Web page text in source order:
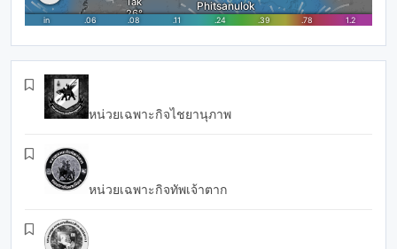
หน่วยเฉพาะกิจไชยานุภาพ
หน่วยเฉพาะกิจทัพเจ้าตาก